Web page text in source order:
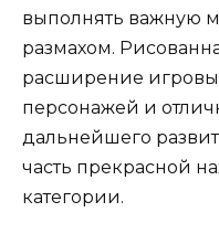
выполнять важную
размахом.
расширение
персонажей и
дальнейшего
часть прекрасной
категории.